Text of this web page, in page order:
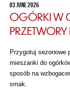
03 JUNE 2026
OGÓRKI W
Przygotuj sezonowe
mieszanki do
sposób na
smak.